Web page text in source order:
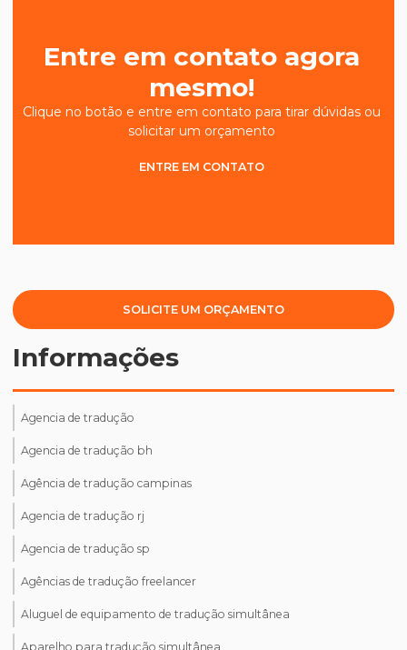
Entre em contato agora
mesmo!
Clique no botão e entre em contato para tirar dúvidas ou
solicitar um orçamento
ENTRE EM CONTATO
SOLICITE UM ORÇAMENTO
Informações
Agencia de tradução
Agencia de tradução bh
Agência de tradução campinas
Agencia de tradução rj
Agencia de tradução sp
Agências de tradução freelancer
Aluguel de equipamento de tradução simultânea
Aparelho para tradução simultânea